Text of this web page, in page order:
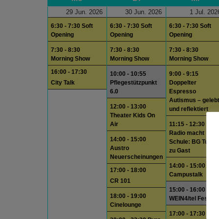
29 Jun. 2026
6:30 - 7:30 Soft
Opening
7:30 - 8:30
Morning Show
16:00 - 17:30
City Talk
30 Jun. 2026
6:30 - 7:30 Soft
Opening
7:30 - 8:30
Morning Show
10:00 - 10:55
Pflegestützpunkt
6.0
12:00 - 13:00
Theater Kids On
Air
14:00 - 15:00
Austro
Neuerscheinungen
17:00 - 18:00
CR 101
18:00 - 19:00
Cinelounge
1 Jul.
6:30 - 7:30 Soft
Opening
7:30 - 8:30
Morning Show
9:00 - 9:15
Doppelter
Espresso
Autismus – gelebt
und reflektiert
11:15 - 12:30
Radio macht
Schule: BG Tulln
zu Gast
14:00 - 15:00
Campustalk
15:00 - 16:00
WEIN4/tel Festival
17:00 - 17:30